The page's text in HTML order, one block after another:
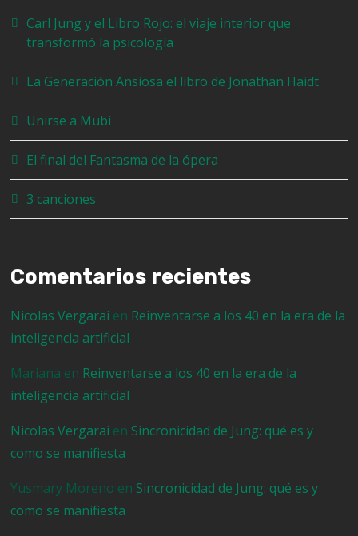
Carl Jung y el Libro Rojo: el viaje interior que
transformó la psicología
La Generación Ansiosa el libro de Jonathan Haidt
Unirse a Mubi
El final del Fantasma de la ópera
3 canciones
Comentarios recientes
Nicolas Vergarai en Reinventarse a los 40 en la era de la
inteligencia artificial
Mariana en Reinventarse a los 40 en la era de la
inteligencia artificial
Nicolas Vergarai en Sincronicidad de Jung: qué es y
como se manifiesta
Yusmary Moreno en Sincronicidad de Jung: qué es y
como se manifiesta